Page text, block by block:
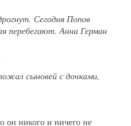
Сегодня Попов
перебегают. Анна Герман
сыновей с дочками,
он никого и ничего не